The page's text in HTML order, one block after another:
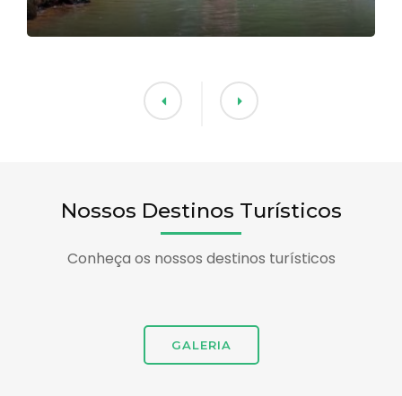
Nossos Destinos Turísticos
Conheça os nossos destinos turísticos
GALERIA